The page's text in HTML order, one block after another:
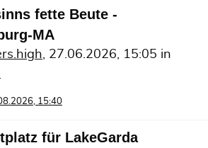
fette Beute -
MA
, 27.06.2026, 15:05 in
15:40
für LakeGarda